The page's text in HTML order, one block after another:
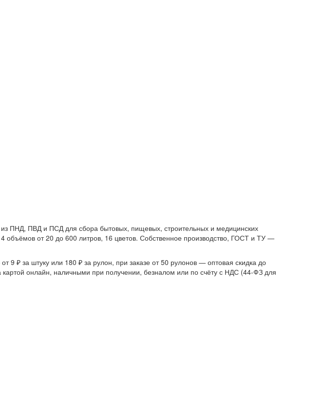
ПНД, ПВД и ПСД для сбора бытовых, пищевых, строительных и медицинских
от 20 до 600 литров, 16 цветов. Собственное производство, ГОСТ и ТУ —
₽ за штуку или 180 ₽ за рулон, при заказе от 50 рулонов — оптовая скидка до
онлайн, наличными при получении, безналом или по счёту с НДС (44-ФЗ для